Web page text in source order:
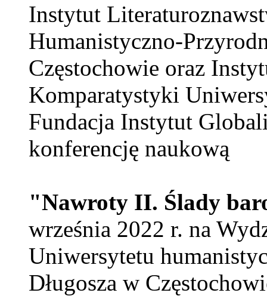
Instytut
Humanistyczno-
Częstochowie oraz
Komparatystyki
Fundacja Instytut
konferencję naukową
"Nawroty II. Ślady
września 2022 r. na
Uniwersytetu
Długosza w